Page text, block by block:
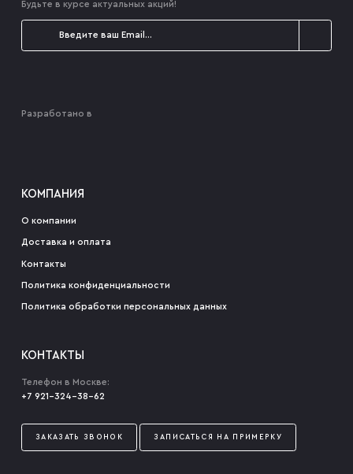
Будьте в курсе актуальных акций!
Разработано в
КОМПАНИЯ
О компании
Доставка и оплата
Контакты
Политика конфиденциальности
Политика обработки персональных данных
КОНТАКТЫ
Телефон в Москве:
+7 921-324-38-62
ЗАКАЗАТЬ ЗВОНОК ЗАПИСАТЬСЯ НА ПРИМЕРКУ